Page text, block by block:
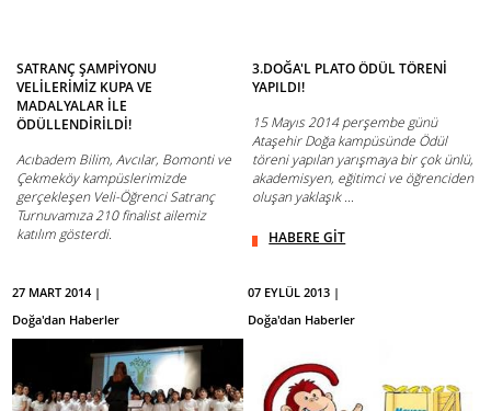
SATRANÇ ŞAMPİYONU
VELİLERİMİZ KUPA VE
MADALYALAR İLE
ÖDÜLLENDİRİLDİ!
Acıbadem Bilim, Avcılar, Bomonti ve
Çekmeköy kampüslerimizde
gerçekleşen Veli-Öğrenci Satranç
Turnuvamıza 210 finalist ailemiz
katılım gösterdi.
3.DOĞA'L PLATO ÖDÜL TÖRENİ
YAPILDI!
15 Mayıs 2014 perşembe günü
Ataşehir Doğa kampüsünde Ödül
töreni yapılan yarışmaya bir çok ünlü,
akademisyen, eğitimci ve öğrenciden
oluşan yaklaşık ...
HABERE GİT
27 MART 2014 |
Doğa'dan Haberler
07 EYLÜL 2013 |
Doğa'dan Haberler